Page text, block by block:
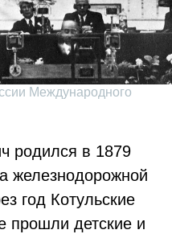
Международного
родился в 1879
железнодорожной
год Котульские
прошли детские и